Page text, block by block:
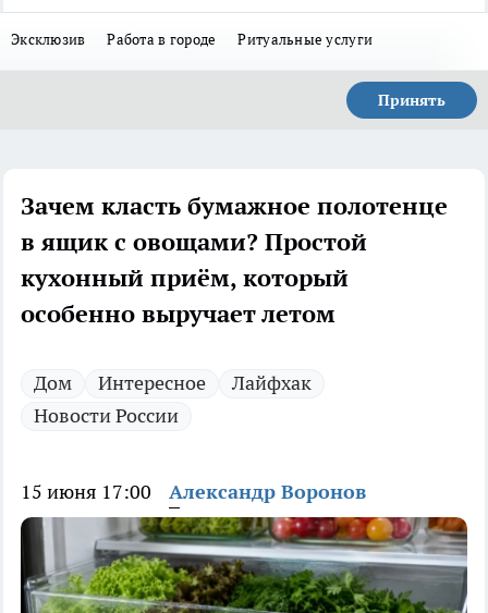
Эксклюзив Работа в городе Ритуальные услуги
Принять
Зачем класть бумажное полотенце
в ящик с овощами? Простой
кухонный приём, который
особенно выручает летом
Дом Интересное
Лайфхак
Новости России
15 июня 17:00 Александр Воронов